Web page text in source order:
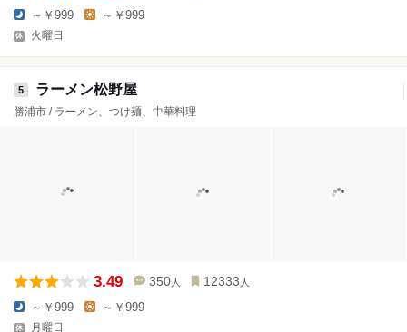
～￥999 ～￥999
火曜日
5 ラーメン松野屋
勝浦市 / ラーメン、つけ麺、中華料理
3.49 350 人 12333 人
～￥999 ～￥999
月曜日